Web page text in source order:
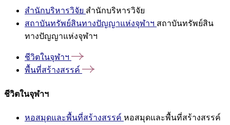
สำนักบริหารวิจัย สำนักบริหารวิจัย
สถาบันทรัพย์สินทางปัญญาแห่งจุฬาฯ สถาบันทรัพย์สิน
ทางปัญญาแห่งจุฬาฯ
ชีวิตในจุฬาฯ
พื้นที่สร้างสรรค์
ชีวิตในจุฬาฯ
หอสมุดและพื้นที่สร้างสรรค์ หอสมุดและพื้นที่สร้างสรรค์